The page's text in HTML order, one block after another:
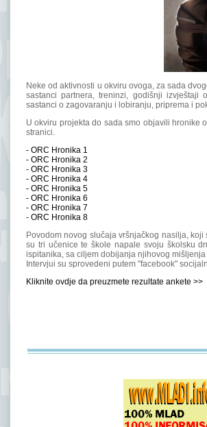
Neke od aktivnosti u okviru ovoga, za sada
sastanci partnera, treninzi, godišnji izvještaji
sastanci o zagovaranju i lobiranju, priprema i
U okviru projekta do sada smo objavili hronike
stranici.
- ORC Hronika 1
- ORC Hronika 2
- ORC Hronika 3
- ORC Hronika 4
- ORC Hronika 5
- ORC Hronika 6
- ORC Hronika 7
- ORC Hronika 8
Povodom novog slučaja vršnjačkog nasilja,
su tri učenice te škole napale svoju školsku
ispitanika, sa ciljem dobijanja njihovog
Intervjui su sprovedeni putem "facebook"
Kliknite ovdje da preuzmete rezultate ankete >>